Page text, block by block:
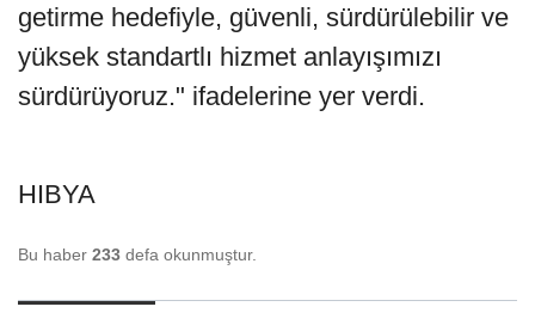
getirme hedefiyle, güvenli, sürdürülebilir ve
yüksek standartlı hizmet anlayışımızı
sürdürüyoruz." ifadelerine yer verdi.
HIBYA
Bu haber 233 defa okunmuştur.